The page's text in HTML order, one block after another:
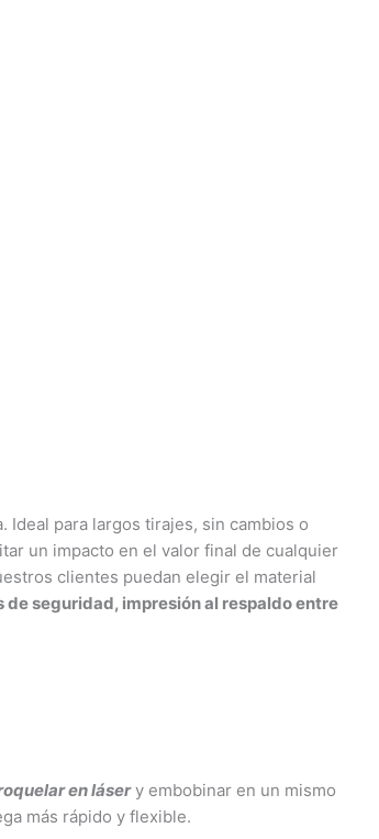
Ideal para largos tirajes, sin cambios o
un impacto en el valor final de cualquier
clientes puedan elegir el material
seguridad, impresión al respaldo entre
en lásery embobinar en un mismo
más rápido y flexible.